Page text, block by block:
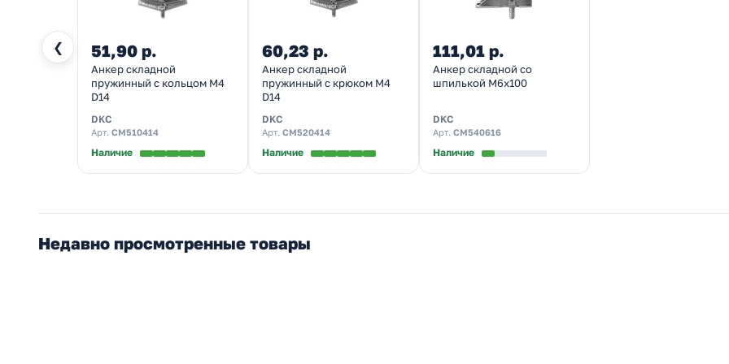
❮ 51,90 р.
Анкер складной
пружинный с кольцом M4
D14
DKC
Арт. CM510414
Наличие
60,23 р.
Анкер складной
пружинный с крюком М4
D14
DKC
Арт. CM520414
Наличие
111,01 р.
Анкер складной со
шпилькой М6х100
DKC
Арт. CM540616
Наличие
Недавно просмотренные товары